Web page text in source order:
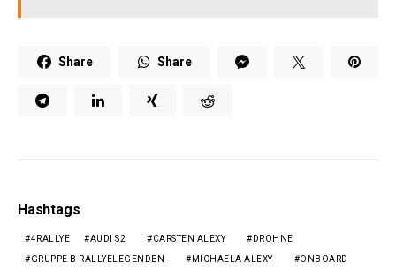
Share Share
Hashtags
4RALLYE AUDI S2 CARSTEN ALEXY DROHNE
GRUPPE B RALLYELEGENDEN MICHAELA ALEXY ONBOARD